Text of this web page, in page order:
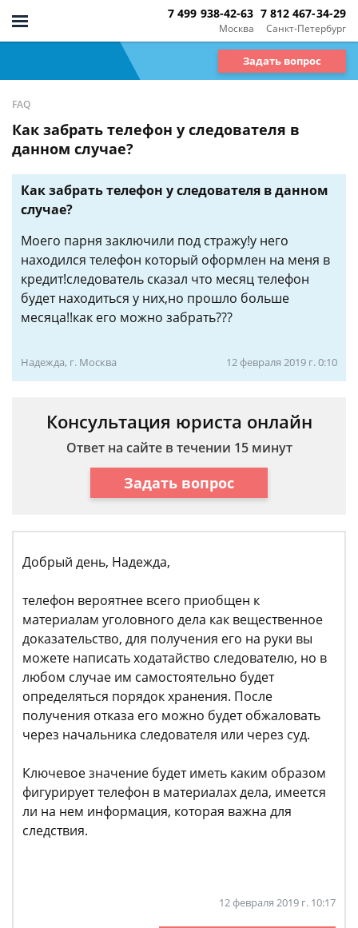
Москва
7 499 938-42-63
Санкт-Петербург
7 812 467-34-29
Задать вопрос
FAQ
Как забрать телефон у следователя в
данном случае?
Как забрать телефон у следователя в данном
случае?
Моего парня заключили под стражу!у него
находился телефон который оформлен на меня в
кредит!следователь сказал что месяц телефон
будет находиться у них,но прошло больше
месяца!!как его можно забрать???
Надежда, г. Москва 12 февраля 2019 г. 0:10
Консультация юриста онлайн
Ответ на сайте в течении 15 минут
Задать вопрос
Добрый день, Надежда,
телефон вероятнее всего приобщен к
материалам уголовного дела как вещественное
доказательство, для получения его на руки вы
можете написать ходатайство следователю, но в
любом случае им самостоятельно будет
определяться порядок хранения. После
получения отказа его можно будет обжаловать
через начальника следователя или через суд.
Ключевое значение будет иметь каким образом
фигурирует телефон в материалах дела, имеется
ли на нем информация, которая важна для
следствия.
12 февраля 2019 г. 10:17